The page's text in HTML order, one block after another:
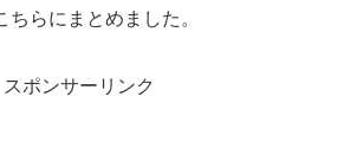
らにまとめました。
スポンサーリンク